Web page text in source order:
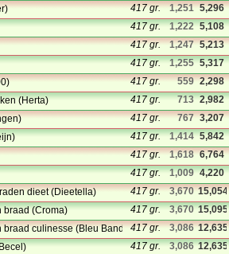
417 gr. 1,251 5,296
417 gr. 1,222 5,108
417 gr. 1,247 5,213
417 gr. 1,255 5,317
417 gr. 559 2,298
(Herta)
417 gr. 713 2,982
417 gr. 767 3,207
417 gr. 1,414 5,842
417 gr. 1,618 6,764
417 gr. 1,009 4,220
dieet (Dieetella)
417 gr. 3,670 15,054
braad (Croma)
417 gr. 3,670 15,095
braad culinesse (Bleu Band) 417 gr. 3,086 12,635
417 gr. 3,086 12,635